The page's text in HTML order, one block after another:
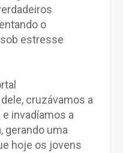
o
estresse
cruzávamos a
invadíamos a
gerando uma
hoje os jovens